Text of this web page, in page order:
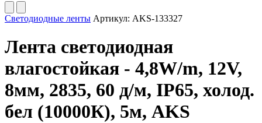
Светодиодные ленты Артикул: AKS-133327
Лента светодиодная
влагостойкая - 4,8W/m, 12V,
8мм, 2835, 60 д/м, IP65, холод.
бел (10000К), 5м, AKS